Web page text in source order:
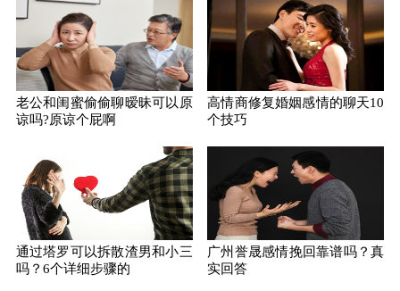
老公和闺蜜偷偷聊暧昧可以原
谅吗?原谅个屁啊
高情商修复婚姻感情的聊天10
个技巧
通过塔罗可以拆散渣男和小三
吗？6个详细步骤的
广州誉晟感情挽回靠谱吗？真
实回答